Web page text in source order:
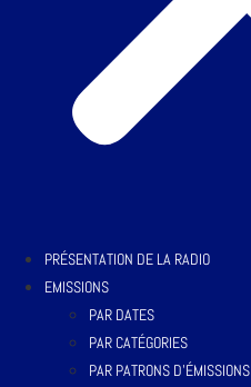
PRÉSENTATION DE LA RADIO
EMISSIONS
PAR DATES
PAR CATÉGORIES
PAR PATRONS D’ÉMISSIONS